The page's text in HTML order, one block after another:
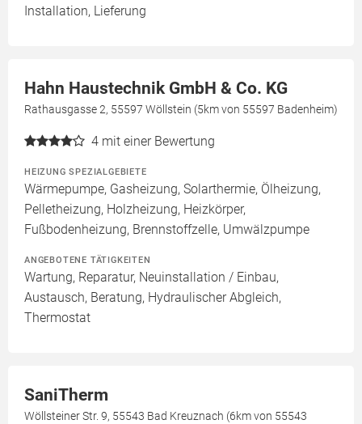
Installation, Lieferung
Hahn Haustechnik GmbH & Co. KG
Rathausgasse 2, 55597 Wöllstein (5km von 55597 Badenheim)
4 mit einer Bewertung
HEIZUNG SPEZIALGEBIETE
Wärmepumpe, Gasheizung, Solarthermie, Ölheizung,
Pelletheizung, Holzheizung, Heizkörper,
Fußbodenheizung, Brennstoffzelle, Umwälzpumpe
ANGEBOTENE TÄTIGKEITEN
Wartung, Reparatur, Neuinstallation / Einbau,
Austausch, Beratung, Hydraulischer Abgleich,
Thermostat
SaniTherm
Wöllsteiner Str. 9, 55543 Bad Kreuznach (6km von 55543